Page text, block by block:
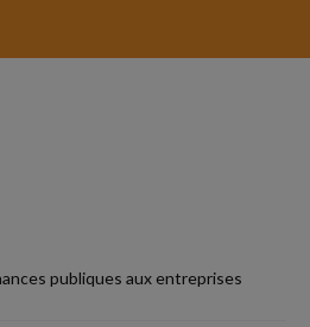
publiques aux entreprises